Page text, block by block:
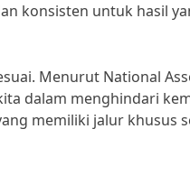
konsisten untuk hasil
Menurut National
dalam menghindari
memiliki jalur khusus